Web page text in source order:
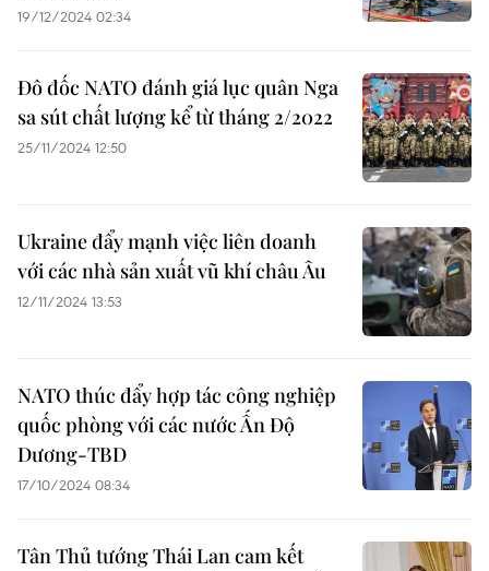
19/12/2024 02:34
Đô đốc NATO đánh giá lục quân Nga
sa sút chất lượng kể từ tháng 2/2022
25/11/2024 12:50
Ukraine đẩy mạnh việc liên doanh
với các nhà sản xuất vũ khí châu Âu
12/11/2024 13:53
NATO thúc đẩy hợp tác công nghiệp
quốc phòng với các nước Ấn Độ
Dương-TBD
17/10/2024 08:34
Tân Thủ tướng Thái Lan cam kết